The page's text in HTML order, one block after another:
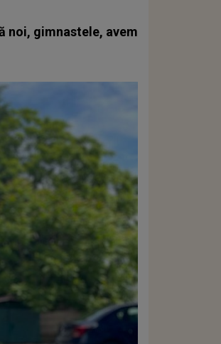
noi, gimnastele, avem